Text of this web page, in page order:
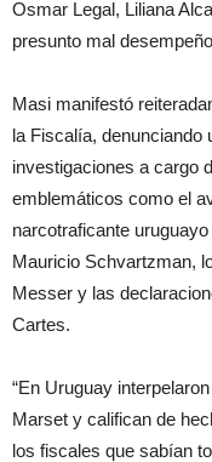
Osmar Legal, Liliana
presunto mal
Masi manifestó
la Fiscalía, denunciando
investigaciones a cargo
emblemáticos como el
narcotraficante
Mauricio Schvartzman,
Messer y las
Cartes.
“En Uruguay
Marset y califican de
los fiscales que sabían